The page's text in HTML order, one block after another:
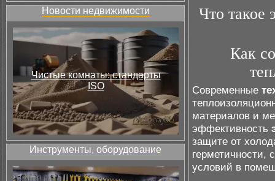
Новости недвижимости
Чистые комнаты: стандарты
ISO
Инструменты, оборудование
Что такое
Как
Современные
материалов и
эффективность
защите от
герметичности,
условий в